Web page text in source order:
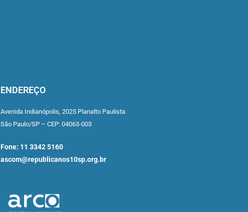
ENDEREÇO
Avenida Indianópolis, 2025 Planalto Paulista
São Paulo/SP – CEP: 04063-003
Fone: 11 3342 5160
ascom@republicanos10sp.org.br